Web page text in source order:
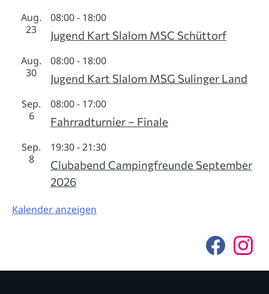
Aug.
23
08:00- 18:00
Jugend Kart Slalom MSC Schüttorf
Aug.
30
08:00- 18:00
Jugend Kart Slalom MSG Sulinger Land
Sep.
6
08:00- 17:00
Fahrradturnier – Finale
Sep.
8
19:30-21:30
Clubabend Campingfreunde September
2026
Kalender anzeigen
F
a
e
I
n
t